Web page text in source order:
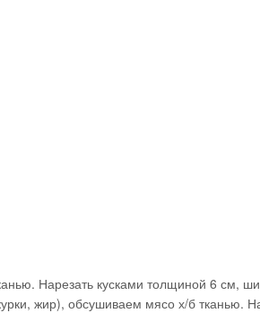
Нарезать кусками толщиной 6 см,
жир), обсушиваем мясо х/б тканью.